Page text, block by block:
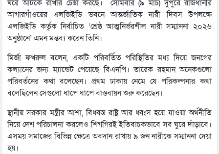
ঘরে আটকে রাখার চেষ্টা করছে। সোমবার (৯ মার্চ) দুপুরে রাজধানীর
আগারগাঁওয়ের এলজিইডি ভবনে আন্তর্জাতিক নারী দিবস উপলক্ষে
এলজিইডি কর্তৃক নির্বাচিত ‘শ্রেষ্ঠ আত্মনির্ভরশীল নারী সম্মাননা ২০২৬
অনুষ্ঠানে’ এমন মন্তব্য করেন তিনি।
মির্জা ফখরুল বলেন, একটি পরিবর্তিত পরিস্থিতির মধ্য দিয়ে জনগের
কল্যানের জন্য ম্যান্ডেট পেয়েছে বিএনপি। তারেক রহমান অনেকগুলো
পরিবর্তনের কথা বলেছেন। প্রথম ঢাকায় নেমে যে পরিকল্পনার কথা
বলেছিলেন সেগুলো ধাপে ধাপে বাস্তবায়ন শুরু করেছেন।
স্থানীয় সরকার মন্ত্রীর আশা, বিধ্বস্ত রাষ্ট্র আর ধ্বংস হয়ে যাওয়া অর্থনীতি
নিয়ে দেশ পরিচালনা করলেও শিগগিরই ইতিবাচকভাবে সব ঘুরে দাঁড়াবে।
এসময় সমাজের বিভিন্ন ক্ষেত্রে অবদান রাখায় ৯ জন নারীকে সম্মাননা দেয়া
হয়।